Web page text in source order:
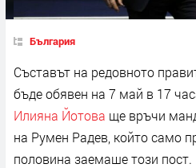
България
Съставът на редовното
бъде обявен на 7 май в 17
Илияна Йотова ще връчи
на Румен Радев, който само
половина заемаше този пост.